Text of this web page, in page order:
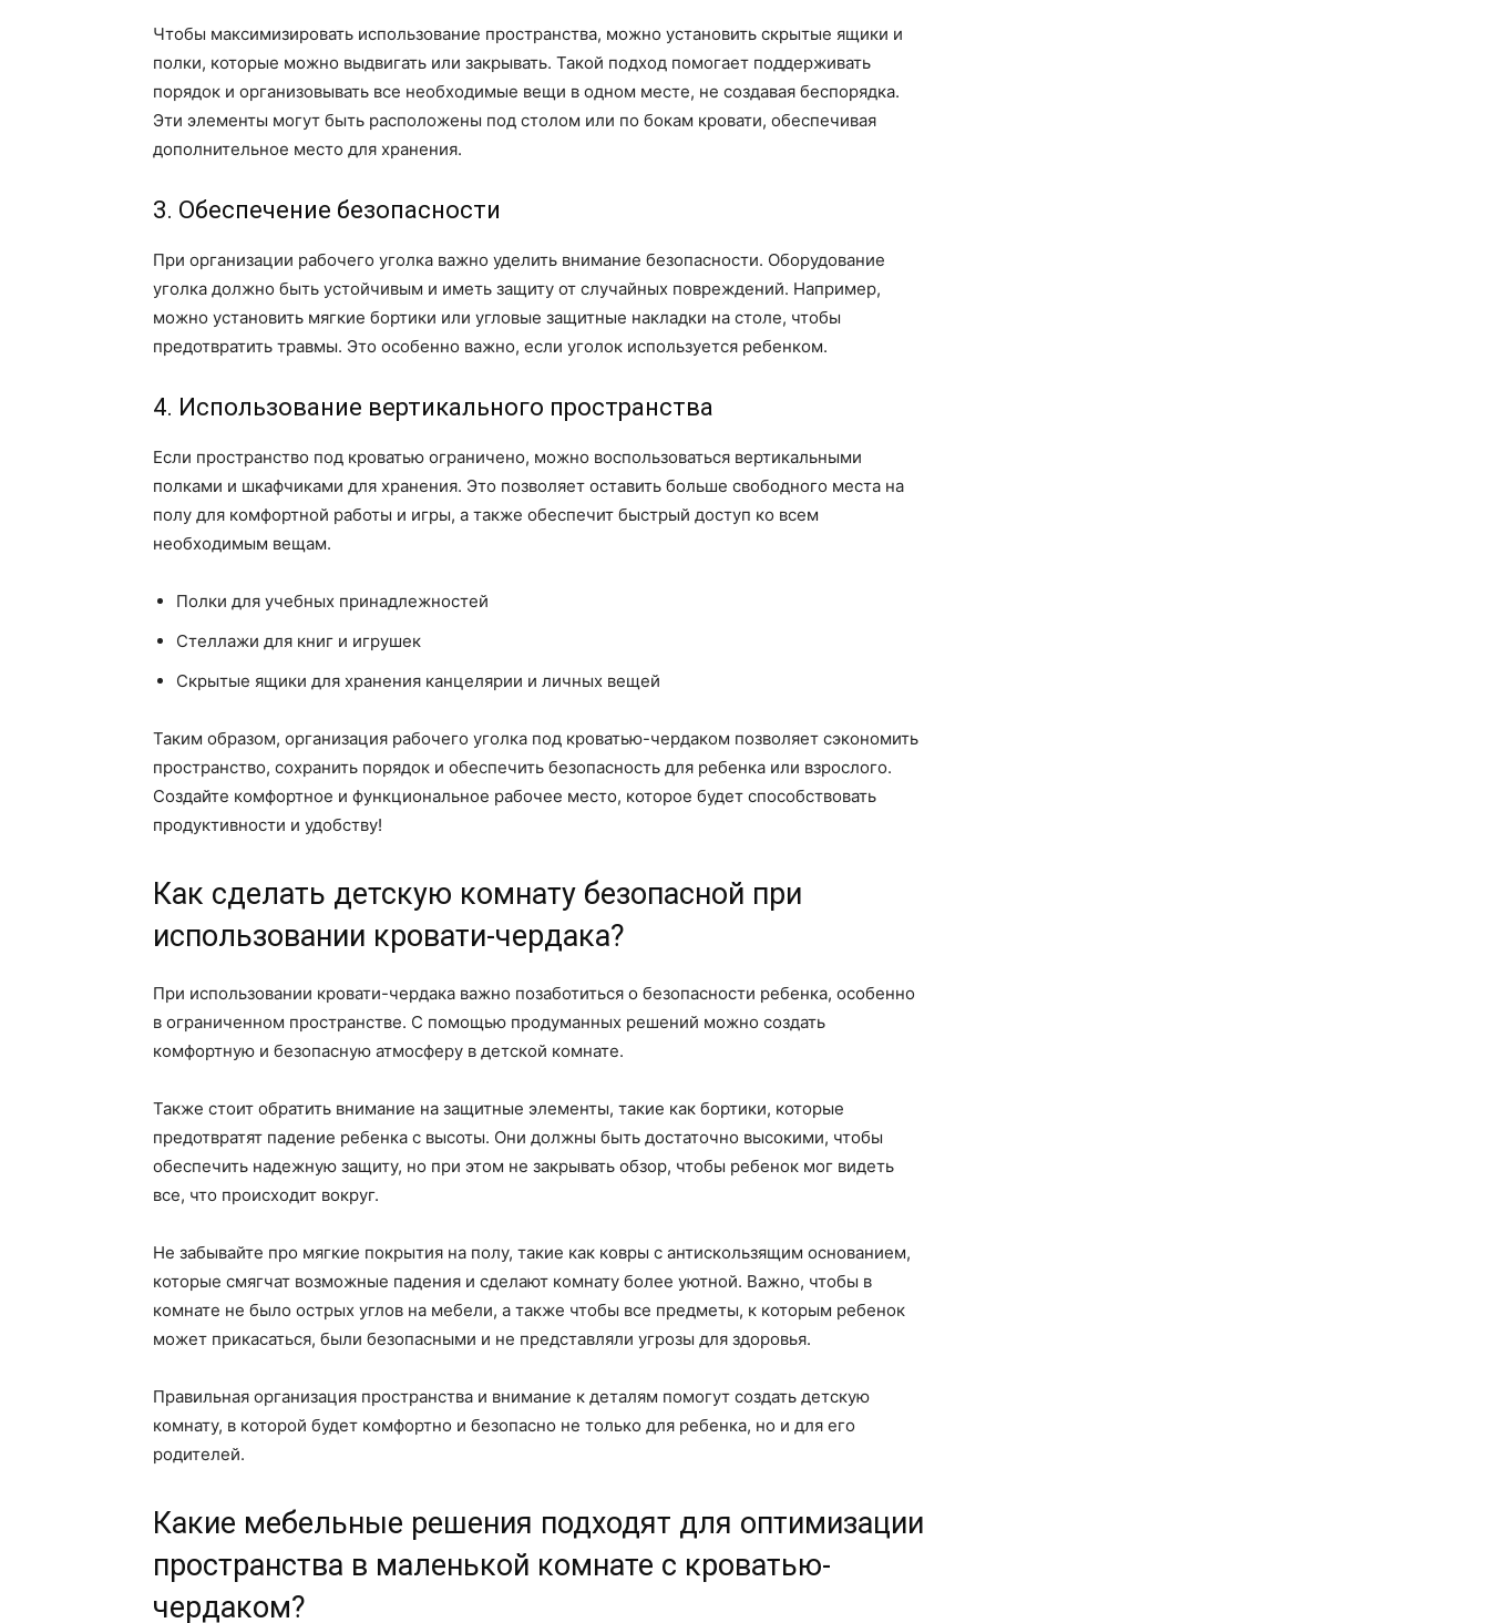
Чтобы максимизировать использование пространства, можно установить скрытые ящики и
полки, которые можно выдвигать или закрывать. Такой подход помогает поддерживать
порядок и организовывать все необходимые вещи в одном месте, не создавая беспорядка.
Эти элементы могут быть расположены под столом или по бокам кровати, обеспечивая
дополнительное место для хранения.
3. Обеспечение безопасности
При организации рабочего уголка важно уделить внимание безопасности. Оборудование
уголка должно быть устойчивым и иметь защиту от случайных повреждений. Например,
можно установить мягкие бортики или угловые защитные накладки на столе, чтобы
предотвратить травмы. Это особенно важно, если уголок используется ребенком.
4. Использование вертикального пространства
Если пространство под кроватью ограничено, можно воспользоваться вертикальными
полками и шкафчиками для хранения. Это позволяет оставить больше свободного места на
полу для комфортной работы и игры, а также обеспечит быстрый доступ ко всем
необходимым вещам.
Полки для учебных принадлежностей
Стеллажи для книг и игрушек
Скрытые ящики для хранения канцелярии и личных вещей
Таким образом, организация рабочего уголка под кроватью-чердаком позволяет сэкономить
пространство, сохранить порядок и обеспечить безопасность для ребенка или взрослого.
Создайте комфортное и функциональное рабочее место, которое будет способствовать
продуктивности и удобству!
Как сделать детскую комнату безопасной при
использовании кровати-чердака?
При использовании кровати-чердака важно позаботиться о безопасности ребенка, особенно
в ограниченном пространстве. С помощью продуманных решений можно создать
комфортную и безопасную атмосферу в детской комнате.
Также стоит обратить внимание на защитные элементы, такие как бортики, которые
предотвратят падение ребенка с высоты. Они должны быть достаточно высокими, чтобы
обеспечить надежную защиту, но при этом не закрывать обзор, чтобы ребенок мог видеть
все, что происходит вокруг.
Не забывайте про мягкие покрытия на полу, такие как ковры с антискользящим основанием,
которые смягчат возможные падения и сделают комнату более уютной. Важно, чтобы в
комнате не было острых углов на мебели, а также чтобы все предметы, к которым ребенок
может прикасаться, были безопасными и не представляли угрозы для здоровья.
Правильная организация пространства и внимание к деталям помогут создать детскую
комнату, в которой будет комфортно и безопасно не только для ребенка, но и для его
родителей.
Какие мебельные решения подходят для оптимизации
пространства в маленькой комнате с кроватью-
чердаком?